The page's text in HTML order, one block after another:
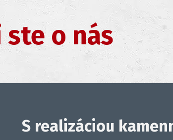
o nás
Realizácia prebehla